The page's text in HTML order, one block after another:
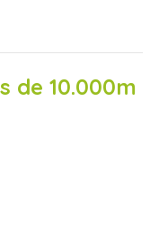
de 10.000m